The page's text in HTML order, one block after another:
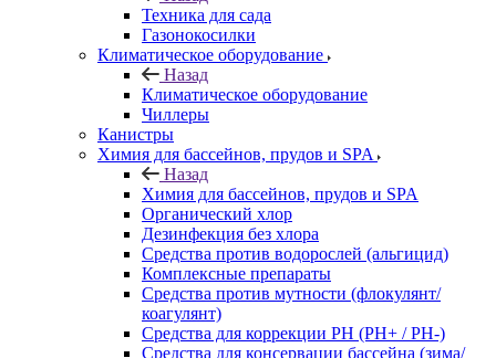
Техника для сада
Газонокосилки
Климатическое оборудование
Назад
Климатическое оборудование
Чиллеры
Канистры
Химия для бассейнов, прудов и SPA
Назад
Химия для бассейнов, прудов и SPA
Органический хлор
Дезинфекция без хлора
Средства против водорослей (альгицид)
Комплексные препараты
Средства против мутности (флокулянт/
коагулянт)
Средства для коррекции PH (PH+ / PH-)
Средства для консервации бассейна (зима/